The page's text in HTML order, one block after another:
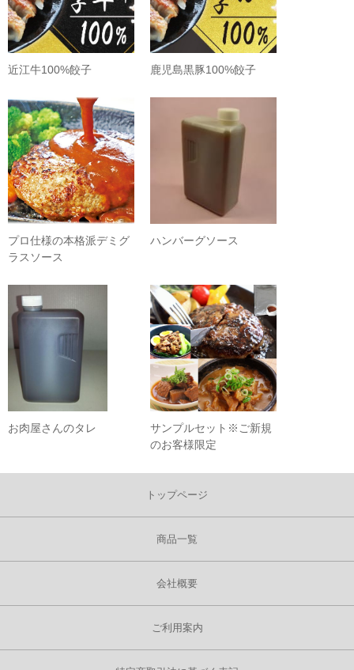
近江牛100%餃子 鹿児島黒豚100%餃子
プロ仕様の本格派デミグ
ラスソース
ハンバーグソース
お肉屋さんのタレ
サンプルセット※ご新規
のお客様限定
トップページ
商品一覧
会社概要
ご利用案内